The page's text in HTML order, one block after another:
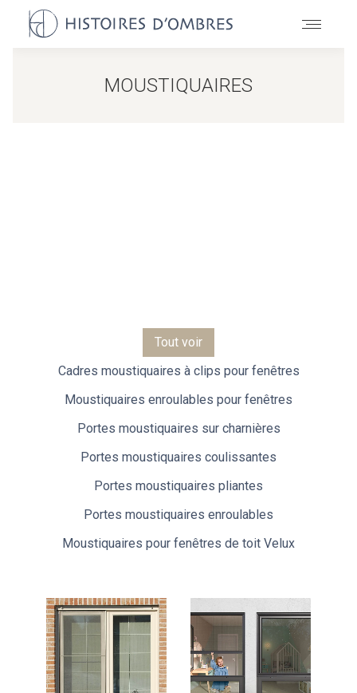
MOUSTIQUAIRES
Tout voir
Cadres moustiquaires à clips pour fenêtres
Moustiquaires enroulables pour fenêtres
Portes moustiquaires sur charnières
Portes moustiquaires coulissantes
Portes moustiquaires pliantes
Portes moustiquaires enroulables
Moustiquaires pour fenêtres de toit Velux